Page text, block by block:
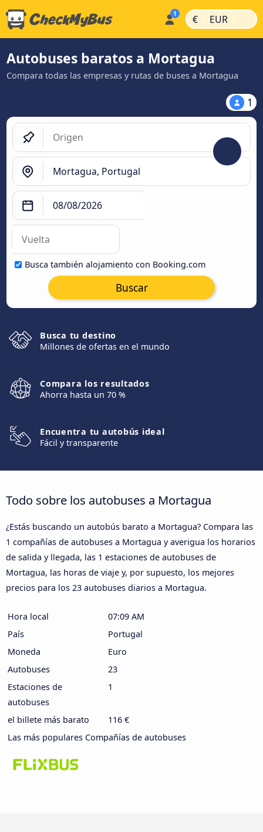
€ | EUR |
Autobuses baratos a Mortagua
Compara todas las empresas y rutas de buses a Mortagua
1
Busca también alojamiento con Booking.com
Buscar
Busca tu destino
Millones de ofertas en el mundo
Compara los resultados
Ahorra hasta un 70 %
Encuentra tu autobús ideal
Fácil y transparente
Todo sobre los autobuses a Mortagua
¿Estás buscando un autobús barato a Mortagua? Compara las
1 compañías de autobuses a Mortagua y averigua los horarios
de salida y llegada, las 1 estaciones de autobuses de
Mortagua, las horas de viaje y, por supuesto, los mejores
precios para los 23 autobuses diarios a Mortagua.
Hora local
07:09 AM
País
Portugal
Moneda
Euro
Autobuses
23
Estaciones de
autobuses
1
el billete más barato
116 €
Las más populares Compañías de autobuses